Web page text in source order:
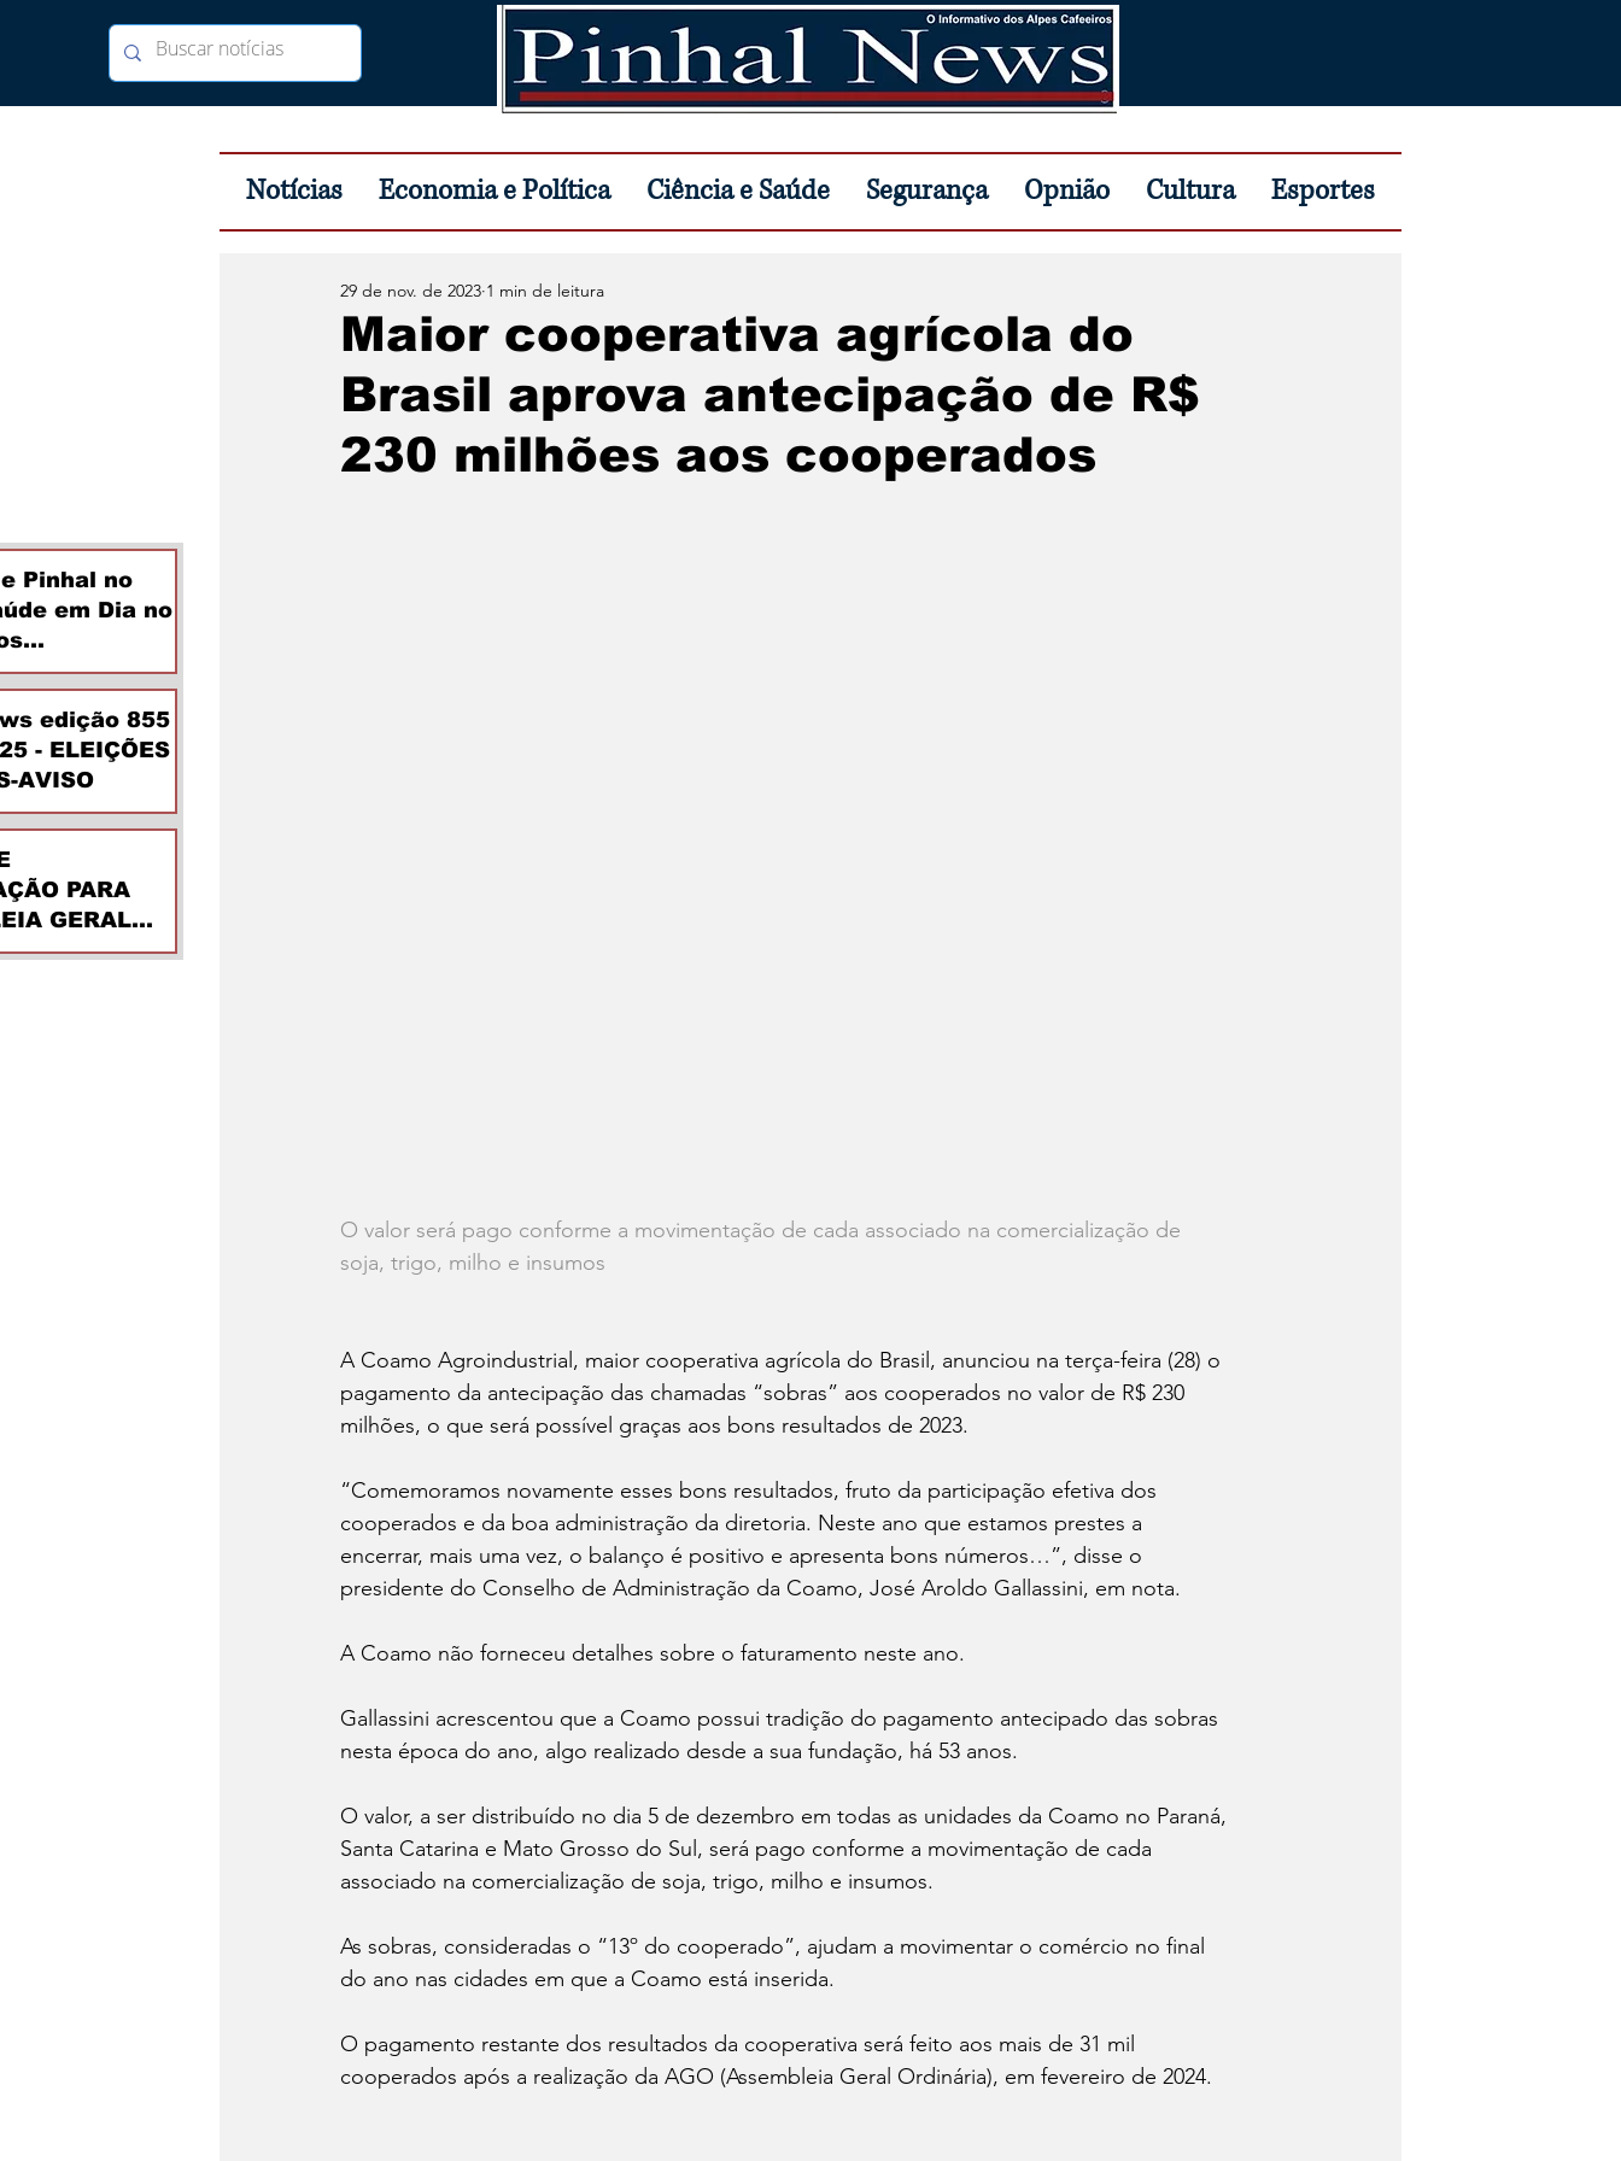
Notícias Economia e Política Ciência e Saúde Segurança Opnião Cultura Esportes
Pinhal no
em Dia no
edição 855
- ELEIÇÕES
AVISO
PARA
GERAL
Maior cooperativa agrícola do
Brasil aprova antecipação de R$
230 milhões aos cooperados
29 de nov. de 2023 1 min de leitura
O valor será pago conforme a movimentação de cada associado na comercialização de
soja, trigo, milho e insumos
A Coamo Agroindustrial, maior cooperativa agrícola do Brasil, anunciou na terça-feira (28) o
pagamento da antecipação das chamadas “sobras” aos cooperados no valor de R$ 230
milhões, o que será possível graças aos bons resultados de 2023.
“Comemoramos novamente esses bons resultados, fruto da participação efetiva dos
cooperados e da boa administração da diretoria. Neste ano que estamos prestes a
encerrar, mais uma vez, o balanço é positivo e apresenta bons números…”, disse o
presidente do Conselho de Administração da Coamo, José Aroldo Gallassini, em nota.
A Coamo não forneceu detalhes sobre o faturamento neste ano.
Gallassini acrescentou que a Coamo possui tradição do pagamento antecipado das sobras
nesta época do ano, algo realizado desde a sua fundação, há 53 anos.
O valor, a ser distribuído no dia 5 de dezembro em todas as unidades da Coamo no Paraná,
Santa Catarina e Mato Grosso do Sul, será pago conforme a movimentação de cada
associado na comercialização de soja, trigo, milho e insumos.
As sobras, consideradas o “13º do cooperado”, ajudam a movimentar o comércio no final
do ano nas cidades em que a Coamo está inserida.
O pagamento restante dos resultados da cooperativa será feito aos mais de 31 mil
cooperados após a realização da AGO (Assembleia Geral Ordinária), em fevereiro de 2024.